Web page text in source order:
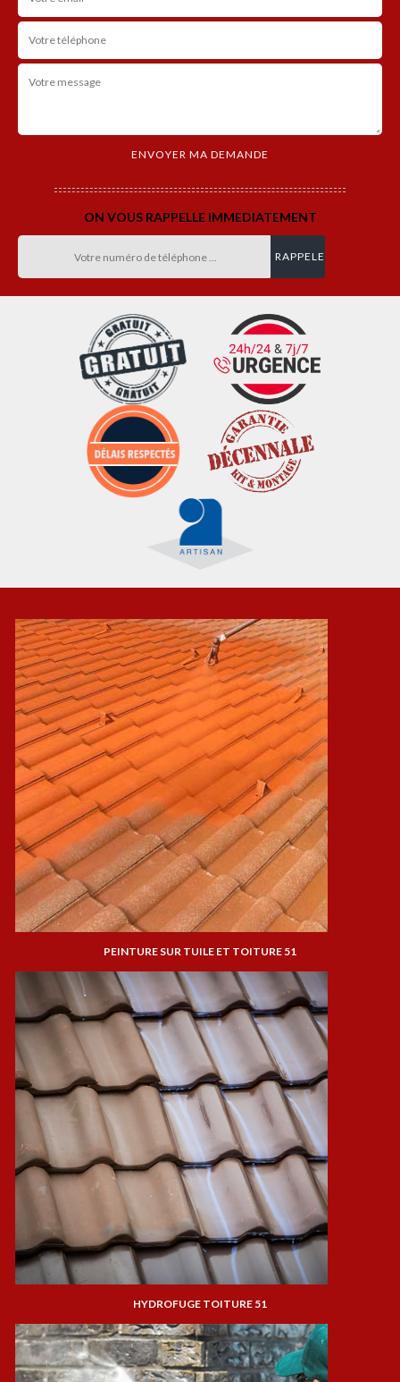
ON VOUS RAPPELLE IMMEDIATEMENT
PEINTURE SUR TUILE ET TOITURE 51
HYDROFUGE TOITURE 51